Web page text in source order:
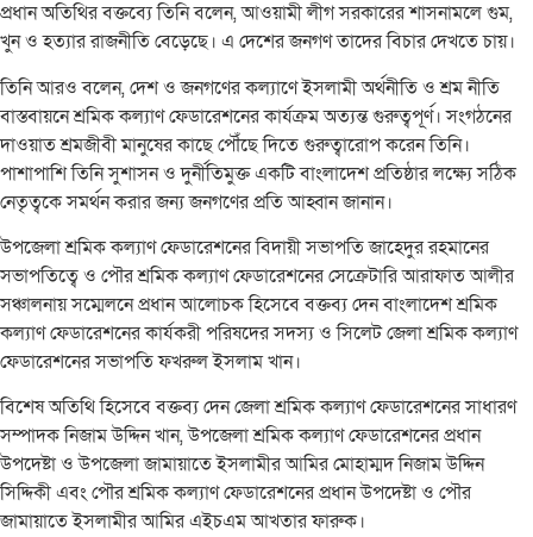
প্রধান অতিথির বক্তব্যে তিনি বলেন, আওয়ামী লীগ সরকারের শাসনামলে গুম,
খুন ও হত্যার রাজনীতি বেড়েছে। এ দেশের জনগণ তাদের বিচার দেখতে চায়।
তিনি আরও বলেন, দেশ ও জনগণের কল্যাণে ইসলামী অর্থনীতি ও শ্রম নীতি
বাস্তবায়নে শ্রমিক কল্যাণ ফেডারেশনের কার্যক্রম অত্যন্ত গুরুত্বপূর্ণ। সংগঠনের
দাওয়াত শ্রমজীবী মানুষের কাছে পৌঁছে দিতে গুরুত্বারোপ করেন তিনি।
পাশাপাশি তিনি সুশাসন ও দুর্নীতিমুক্ত একটি বাংলাদেশ প্রতিষ্ঠার লক্ষ্যে সঠিক
নেতৃত্বকে সমর্থন করার জন্য জনগণের প্রতি আহ্বান জানান।
উপজেলা শ্রমিক কল্যাণ ফেডারেশনের বিদায়ী সভাপতি জাহেদুর রহমানের
সভাপতিত্বে ও পৌর শ্রমিক কল্যাণ ফেডারেশনের সেক্রেটারি আরাফাত আলীর
সঞ্চালনায় সম্মেলনে প্রধান আলোচক হিসেবে বক্তব্য দেন বাংলাদেশ শ্রমিক
কল্যাণ ফেডারেশনের কার্যকরী পরিষদের সদস্য ও সিলেট জেলা শ্রমিক কল্যাণ
ফেডারেশনের সভাপতি ফখরুল ইসলাম খান।
বিশেষ অতিথি হিসেবে বক্তব্য দেন জেলা শ্রমিক কল্যাণ ফেডারেশনের সাধারণ
সম্পাদক নিজাম উদ্দিন খান, উপজেলা শ্রমিক কল্যাণ ফেডারেশনের প্রধান
উপদেষ্টা ও উপজেলা জামায়াতে ইসলামীর আমির মোহাম্মদ নিজাম উদ্দিন
সিদ্দিকী এবং পৌর শ্রমিক কল্যাণ ফেডারেশনের প্রধান উপদেষ্টা ও পৌর
জামায়াতে ইসলামীর আমির এইচএম আখতার ফারুক।